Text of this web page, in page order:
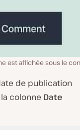
est affichée sous le
de publication
colonne Date